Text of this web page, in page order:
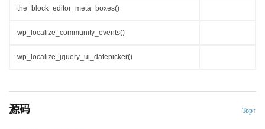
the_block_editor_meta_boxes()
wp_localize_community_events()
wp_localize_jquery_ui_datepicker()
源码 Top↑